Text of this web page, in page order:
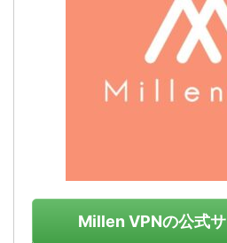
Millen VPNの公式